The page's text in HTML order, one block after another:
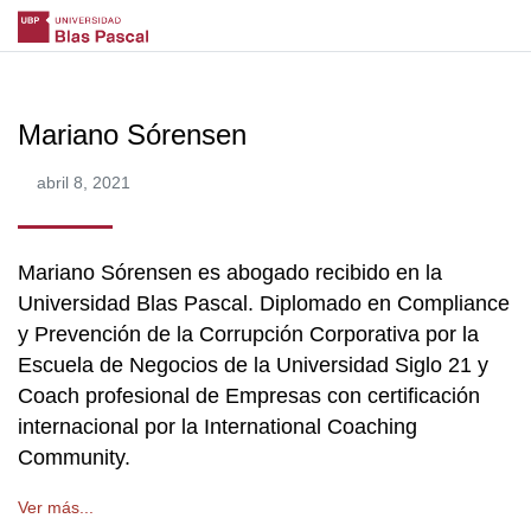
Mariano Sórensen
abril 8, 2021
Mariano Sórensen es abogado recibido en la
Universidad Blas Pascal. Diplomado en Compliance
y Prevención de la Corrupción Corporativa por la
Escuela de Negocios de la Universidad Siglo 21 y
Coach profesional de Empresas con certificación
internacional por la International Coaching
Community.
Ver más...